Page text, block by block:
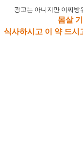
광고는 아니지만 이찌방
몸살
식사하시고 이 약 드